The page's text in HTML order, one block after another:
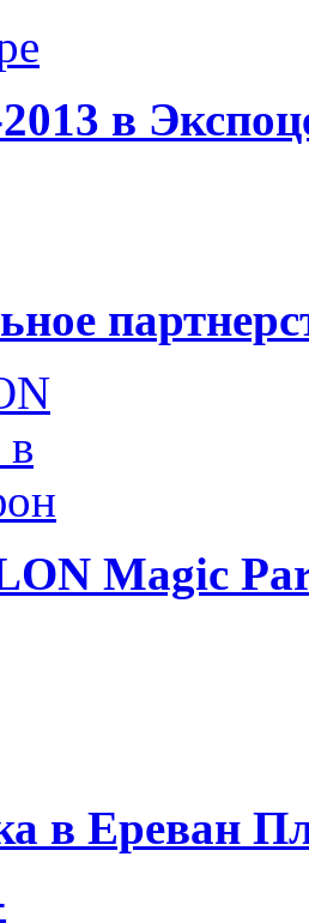
в
Magic
в Ереван